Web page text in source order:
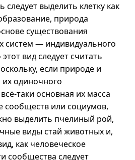
следует выделить клетку как
природа
существования
систем — индивидуального
вид следует считать
если природе и
одиночного
всё-таки основная их масса
сообществ или социумов,
выделить пчелиный рой,
виды стай животных и,
как человеческое
сообщества следует